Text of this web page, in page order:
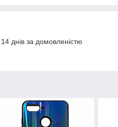
днів за домовленістю